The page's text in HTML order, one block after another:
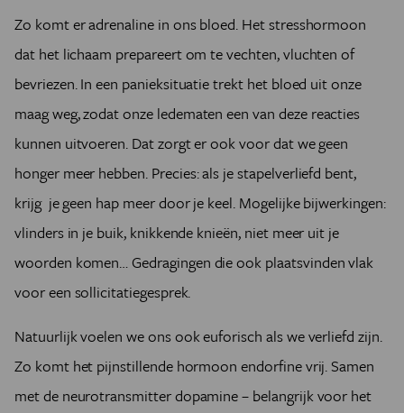
Zo komt er adrenaline in ons bloed. Het stresshormoon
dat het lichaam prepareert om te vechten, vluchten of
bevriezen. In een panieksituatie trekt het bloed uit onze
maag weg, zodat onze ledematen een van deze reacties
kunnen uitvoeren. Dat zorgt er ook voor dat we geen
honger meer hebben. Precies: als je stapelverliefd bent,
krijg je geen hap meer door je keel. Mogelijke bijwerkingen:
vlinders in je buik, knikkende knieën, niet meer uit je
woorden komen… Gedragingen die ook plaatsvinden vlak
voor een sollicitatiegesprek.
Natuurlijk voelen we ons ook euforisch als we verliefd zijn.
Zo komt het pijnstillende hormoon endorfine vrij. Samen
met de neurotransmitter dopamine – belangrijk voor het